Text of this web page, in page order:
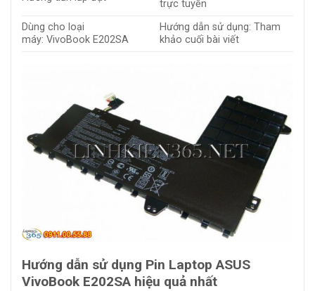
trực tuyến
Dùng cho loại
máy: VivoBook E202SA
Hướng dẫn sử dụng: Tham
khảo cuối bài viết
Hướng dẫn sử dụng Pin Laptop ASUS
VivoBook E202SA hiệu quả nhất